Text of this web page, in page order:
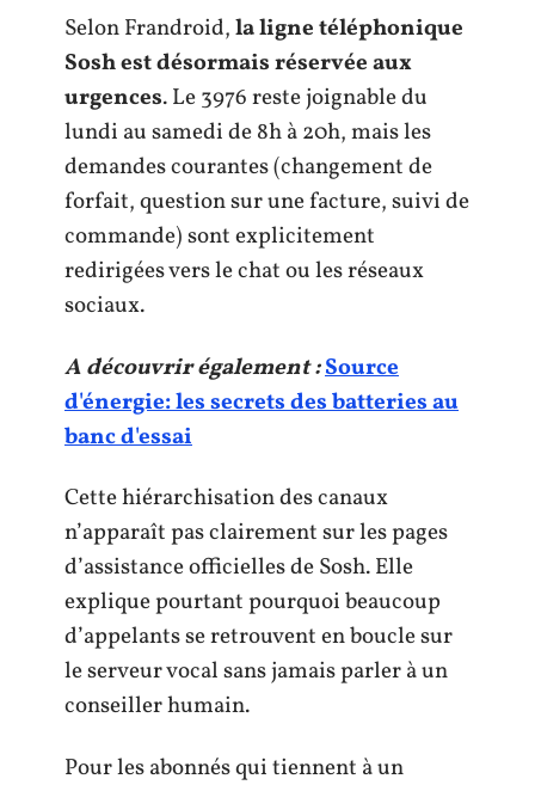
Selon Frandroid,la ligne téléphonique
Sosh est désormais réservée aux
urgences. Le 3976 reste joignable du
lundi au samedi de 8h à 20h, mais les
demandes courantes (changement de
forfait, question sur une facture, suivi de
commande) sont explicitement
redirigées vers le chat ou les réseaux
sociaux.
A découvrir également :Source
d'énergie: les secrets des batteries au
banc d'essai
Cette hiérarchisation des canaux
n’apparaît pas clairement sur les pages
d’assistance officielles de Sosh. Elle
explique pourtant pourquoi beaucoup
d’appelants se retrouvent en boucle sur
le serveur vocal sans jamais parler à un
conseiller humain.
Pour les abonnés qui tiennent à un